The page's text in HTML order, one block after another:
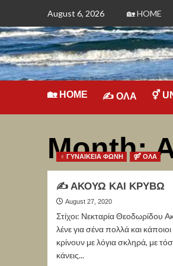
August 6, 2026 🏡 HOME
🏡 HOME ✍ ΟΛΑ ⚥
Month:
♀ ΓΥΝΑΙΚΕΙΑ ΦΩΝΗ ⚤ ΟΛΑ
✍ ΑΚΟΥΩ ΚΑΙ ΚΡΥΒΩ
August 27, 2020
Στίχοι: Νεκταρία Θεοδωρίδου
λένε για σένα πολλά και
κρίνουν με λόγια σκληρά, με
κάνεις...